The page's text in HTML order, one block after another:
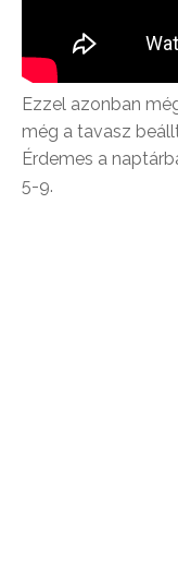
Ezzel azonban
még a tavasz
Érdemes a
5-9.